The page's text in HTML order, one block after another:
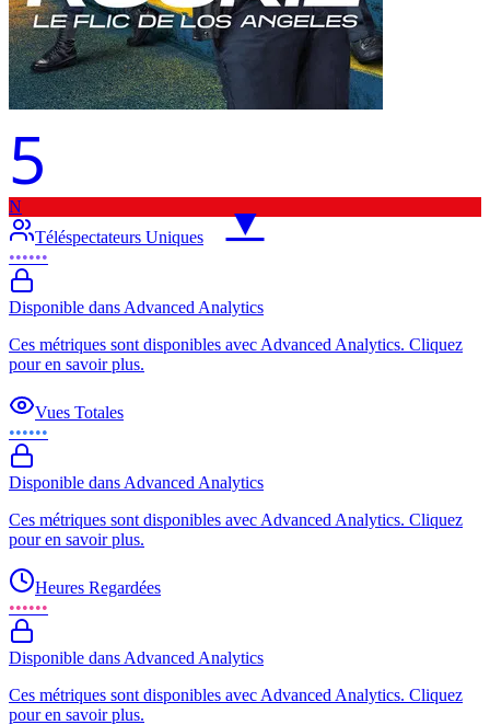
5
▼
N
Téléspectateurs Uniques
••••••
Disponible dans Advanced Analytics
Ces métriques sont disponibles avec Advanced Analytics. Cliquez
pour en savoir plus.
Vues Totales
••••••
Disponible dans Advanced Analytics
Ces métriques sont disponibles avec Advanced Analytics. Cliquez
pour en savoir plus.
Heures Regardées
••••••
Disponible dans Advanced Analytics
Ces métriques sont disponibles avec Advanced Analytics. Cliquez
pour en savoir plus.